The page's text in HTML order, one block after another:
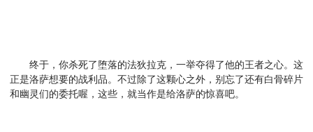
终于，你杀死了堕落的法狄拉克，一举夺得了他的王者之心。这
正是洛萨想要的战利品。不过除了这颗心之外，别忘了还有白骨碎片
和幽灵们的委托喔，这些，就当作是给洛萨的惊喜吧。